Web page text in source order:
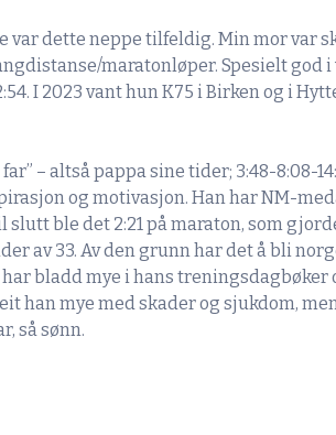
var dette neppe tilfeldig. Min mor var
maratonløper. Spesielt god i
I 2023 vant hun K75 i Birken og i
– altså pappa sine tider; 3:48-8:08-
og motivasjon. Han har NM-
slutt ble det 2:21 på maraton, som
av 33. Av den grunn har det å bli
bladd mye i hans treningsdagbøker
han mye med skader og sjukdom,
så sønn.